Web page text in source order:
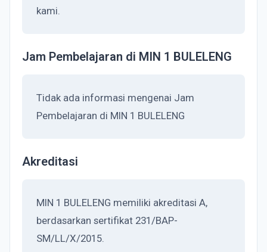
kami.
Jam Pembelajaran di MIN 1 BULELENG
Tidak ada informasi mengenai Jam
Pembelajaran di MIN 1 BULELENG
Akreditasi
MIN 1 BULELENG memiliki akreditasi A,
berdasarkan sertifikat 231/BAP-
SM/LL/X/2015.